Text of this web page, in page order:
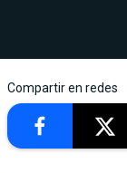
Compartir en redes